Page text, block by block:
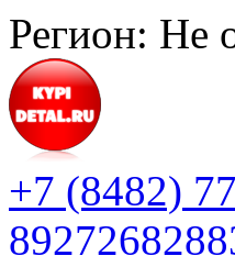
Регион: Не
+7 (8482)